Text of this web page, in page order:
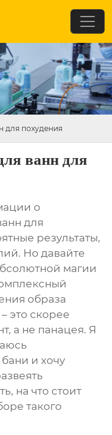
для похудения
ванн для
о
для
результаты,
Но давайте
магии
образа
это скорее
а не панацея. Я
и хочу
на что стоит
такого